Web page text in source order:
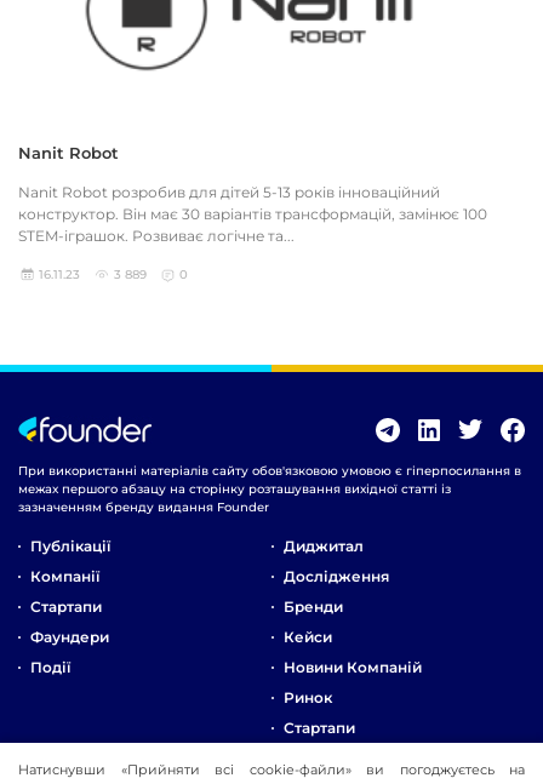
Nanit Robot
Nanit Robot розробив для дітей 5-13 років інноваційний
конструктор. Він має 30 варіантів трансформацій, замінює 100
STEM-іграшок. Розвиває логічне та...
16.11.23 3 889 0
При використанні матеріалів сайту обов'язковою умовою є гіперпосилання в
межах першого абзацу на сторінку розташування вихідної статті із
зазначенням бренду видання Founder
Публікації
Компанії
Стартапи
Фаундери
Події
Диджитал
Дослідження
Бренди
Кейси
Новини Компаній
Ринок
Стартапи
Натиснувши «Прийняти всі cookie-файли» ви погоджуєтесь на